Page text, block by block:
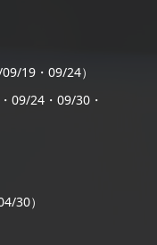
19・09/24）
09/24・09/30・
30）